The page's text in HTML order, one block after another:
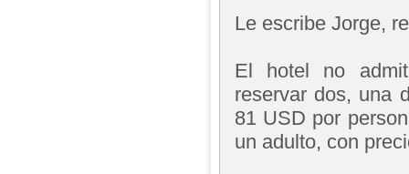
Le escribe Jorge,
El hotel no
reservar dos, una
81 USD por
un adulto, con